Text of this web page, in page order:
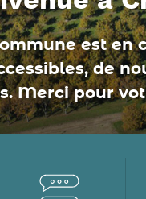
est en
de
Merci pour